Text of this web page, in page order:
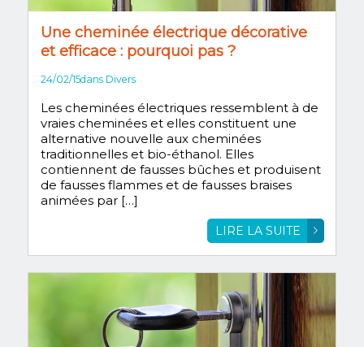
Une cheminée électrique décorative
et efficace : pourquoi pas ?
24/02/15dans Divers
Les cheminées électriques ressemblent à de
vraies cheminées et elles constituent une
alternative nouvelle aux cheminées
traditionnelles et bio-éthanol. Elles
contiennent de fausses bûches et produisent
de fausses flammes et de fausses braises
animées par […]
LIRE LA SUITE